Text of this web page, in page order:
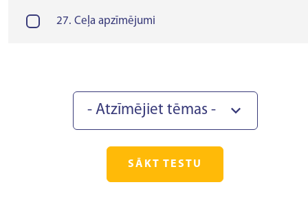
27. Ceļa apzīmējumi
- Atzīmējiet tēmas -
SĀKT TESTU